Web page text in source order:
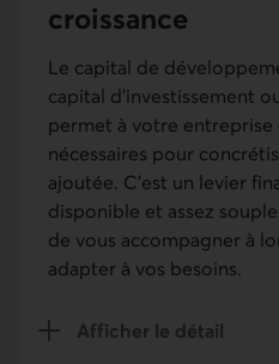
croissance
Le capital de
capital d’investissement
permet à votre entreprise
nécessaires pour
ajoutée. C’est un levier
disponible et assez
de vous accompagner à
adapter à vos besoins.
Afficher le détail